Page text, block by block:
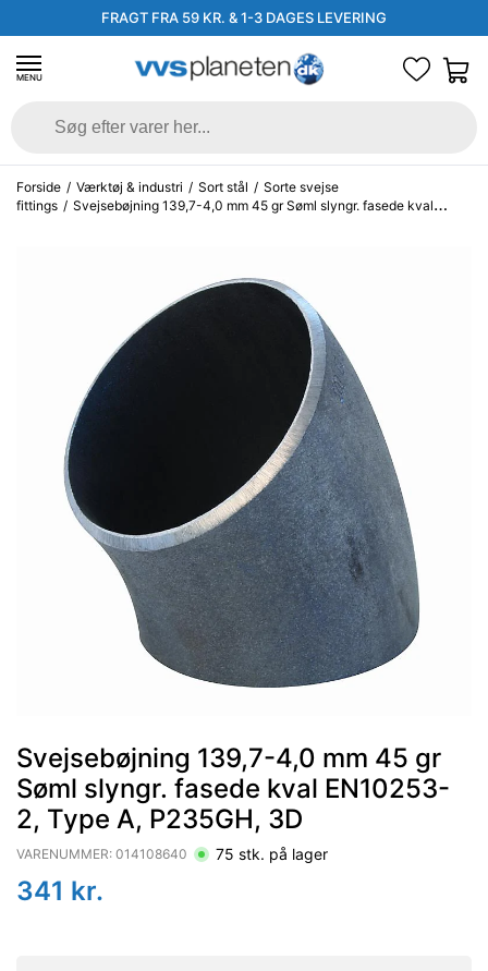
FRAGT FRA 59 KR. & 1-3 DAGES LEVERING
MENU
Forside / Værktøj & industri / Sort stål / Sorte svejse
fittings / Svejsebøjning 139,7-4,0 mm 45 gr Søml slyngr. fasede kval
Svejsebøjning 139,7-4,0 mm 45 gr
Søml slyngr. fasede kval EN10253-
2, Type A, P235GH, 3D
VARENUMMER: 014108640 75 stk. på lager
341 kr.